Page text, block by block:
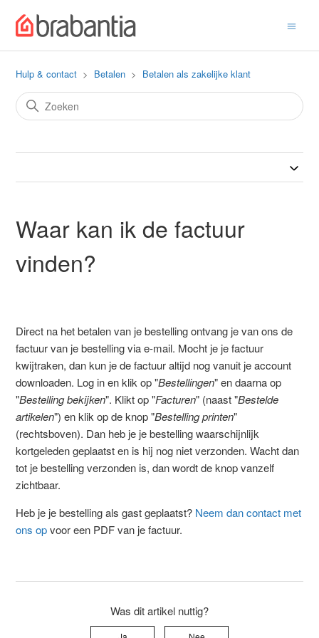
Hulp & contact Betalen Betalen als zakelijke klant
Waar kan ik de factuur
vinden?
Direct na het betalen van je bestelling ontvang je van ons de
factuur van je bestelling via e-mail. Mocht je je factuur
kwijtraken, dan kun je de factuur altijd nog vanuit je account
downloaden. Log in en klik op "Bestellingen" en daarna op
"Bestelling bekijken". Klikt op "Facturen" (naast "Bestelde
artikelen") en klik op de knop "Bestelling printen"
(rechtsboven). Dan heb je je bestelling waarschijnlijk
kortgeleden geplaatst en is hij nog niet verzonden. Wacht dan
tot je bestelling verzonden is, dan wordt de knop vanzelf
zichtbaar.
Heb je je bestelling als gast geplaatst? Neem dan contact met
ons opvoor een PDF van je factuur.
Was dit artikel nuttig?